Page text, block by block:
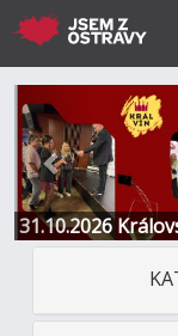
31.10.2026
Restaurace a
Předchozí